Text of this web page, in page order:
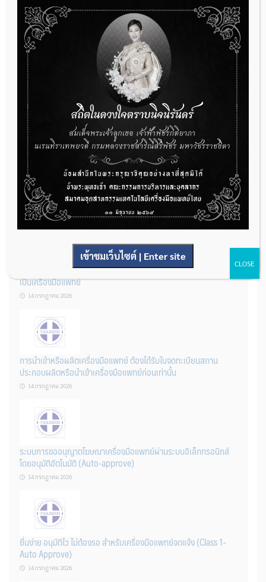
ผู้ประกอบการผลิต และ นักวิจัย ที่ต้องการขึ้นทะเบียนเครื่องมือแพทย์
ต้องทำอย่างไรบ้าง
22 กรกฎาคม 2026
กองควบคุมเครื่องมือแพทย์ เปิดรับฟังความคิดเห็นหลักการยกร่าง
กฎหมาย จำนวน 3 ฉบับ ผ่านระบบกลางทางกฎหมาย
22 กรกฎาคม 2026
การโฆษณาเครื่องมือแพทย์แบบใดที่ได้รับการยกเว้นไม่ต้องขออนุญาต
14 กรกฎาคม 2026
รู้หรือไม่? ผลิตภัณฑ์ชุดตรวจสําหรับตรวจสอบการปนเปื้อนแบบใดจัด
เป็นเครื่องมือแพทย์
14 กรกฎาคม 2026
การนำเข้าหรือผลิตเครื่องมือแพทย์ ต้องได้รับใบจดทะเบียนสถาน
ประกอบผลิตหรือนำเข้าเครื่องมือแพทย์ก่อนเท่านั้น
14 กรกฎาคม 2026
ระบบการขออนุญาตโฆษณาเครื่องมือแพทย์ผ่านระบบอิเล็กทรอนิกส์
โดยอนุมัติอัตโนมัติ (Auto-approve)
14 กรกฎาคม 2026
ยื่นง่าย อนุมัติไว ไม่ต้องรอ สำหรับเครื่องมือแพทย์จดแจ้ง (Class 1-
Auto Approve)
14 กรกฎาคม 2026
เข้าชมเว็บไซต์ | Enter site
CLOSE